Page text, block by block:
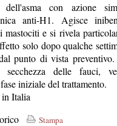
dell'asma con azione
anti-H1. Agisce
e si rivela
solo dopo qualche
punto di vista
delle fauci,
iniziale del trattamento.
Italia
Stampa